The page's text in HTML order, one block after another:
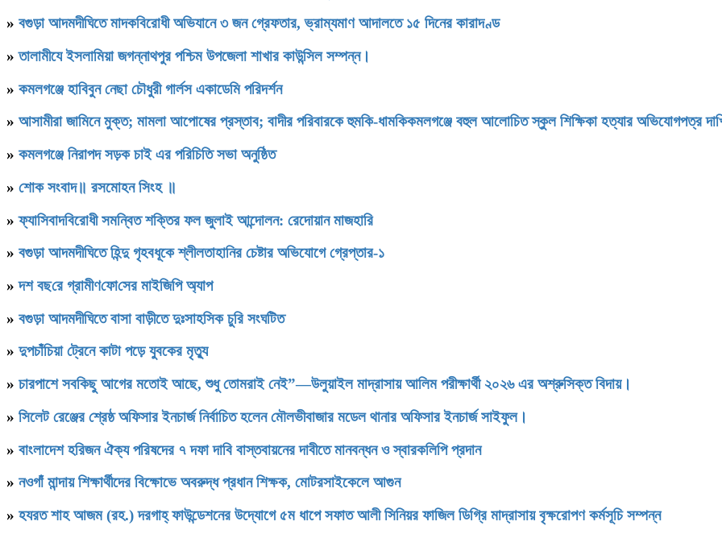
» বগুড়া আদমদীঘিতে মাদকবিরোধী অভিযানে ৩ জন গ্রেফতার, ভ্রাম্যমাণ আদালতে ১৫ দিনের কারাদণ্ড
»‎তালামীযে ইসলামিয়া জগন্নাথপুর পশ্চিম উপজেলা শাখার কাউন্সিল সম্পন্ন।
» কমলগঞ্জে হাবিবুন নেছা চৌধুরী গার্লস একাডেমি পরিদর্শন
» আসামীরা জামিনে মুক্ত; মামলা আপোষের প্রস্তাব; বাদীর পরিবারকে হুমকি-ধামকিকমলগঞ্জে বহুল আলোচিত স্কুল শিক্ষিকা হত্যার অভিযোগপত্র
» কমলগঞ্জে নিরাপদ সড়ক চাই এর পরিচিতি সভা অনুষ্ঠিত
» শোক সংবাদ॥ রসমোহন সিংহ ॥
»ফ্যাসিবাদবিরোধী সমন্বিত শক্তির ফল জুলাই আন্দোলন: রেদোয়ান মাজহারি
» বগুড়া আদমদীঘিতে হিন্দু গৃহবধূকে শ্লীলতাহানির চেষ্টার অভিযোগে গ্রেপ্তার-১
»দশ বছ‌রে গ্রামীণ‌ফো‌সের মাইজিপি অ্যাপ
» বগুড়া আদমদীঘিতে বাসা বাড়ীতে দুঃসাহসিক চুরি সংঘটিত
» দুপচাঁচিয়া ট্রেনে কাটা পড়ে যুবকের মৃত্যু
» চারপাশে সবকিছু আগের মতোই আছে, শুধু তোমরাই নেই”—উলুয়াইল মাদ্রাসায় আলিম পরীক্ষার্থী ২০২৬ এর অশ্রুসিক্ত বিদায়।
» সিলেট রেঞ্জের শ্রেষ্ঠ অফিসার ইনচার্জ নির্বাচিত হলেন মৌলভীবাজার মডেল থানার অফিসার ইনচার্জ সাইফুল।
» বাংলাদেশ হরিজন ঐক্য পরিষদের ৭ দফা দাবি বাস্তবায়নের দাবীতে মানবন্ধন ও স্বারকলিপি প্রদান
» নওগাঁ মান্দায় শিক্ষার্থীদের বিক্ষোভে অবরুদ্ধ প্রধান শিক্ষক, মোটরসাইকেলে আগুন
» হযরত শাহ আজম (রহ.) দরগাহ্ ফাউন্ডেশনের উদ্যোগে ৫ম ধাপে সফাত আলী সিনিয়র ফাজিল ডিগ্রি মাদ্রাসায় বৃক্ষরোপণ কর্মসূচি সম্পন্ন